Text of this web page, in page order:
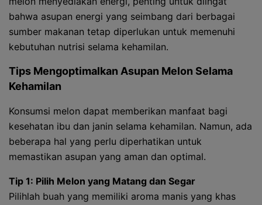
bahwa asupan energi yang seimbang dari berbagai
sumber makanan tetap diperlukan untuk memenuhi
kebutuhan nutrisi selama kehamilan.
Tips Mengoptimalkan Asupan Melon Selama
Kehamilan
Konsumsi melon dapat memberikan manfaat bagi
kesehatan ibu dan janin selama kehamilan. Namun, ada
beberapa hal yang perlu diperhatikan untuk
memastikan asupan yang aman dan optimal.
Tip 1: Pilih Melon yang Matang dan Segar
Pilihlah buah yang memiliki aroma manis yang khas